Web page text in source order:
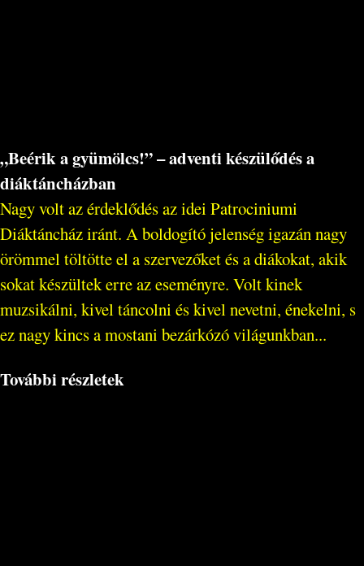
„Beérik a gyümölcs!” – adventi készülődés a
diáktáncházban
Nagy volt az érdeklődés az idei Patrociniumi
Diáktáncház iránt. A boldogító jelenség igazán nagy
örömmel töltötte el a szervezőket és a diákokat, akik
sokat készültek erre az eseményre. Volt kinek
muzsikálni, kivel táncolni és kivel nevetni, énekelni, s
ez nagy kincs a mostani bezárkózó világunkban...
További részletek